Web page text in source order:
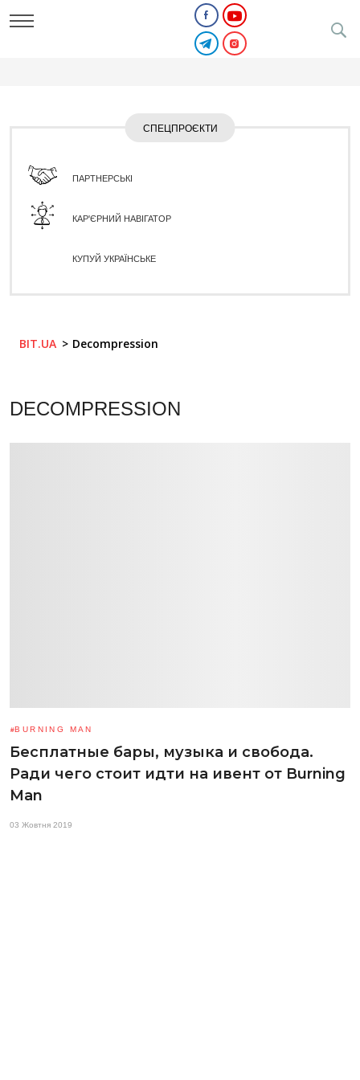
СПЕЦПРОЄКТИ
ПАРТНЕРСЬКІ
КАР'ЄРНИЙ НАВІГАТОР
КУПУЙ УКРАЇНСЬКЕ
BIT.UA Decompression
DECOMPRESSION
BURNING MAN
Бесплатные бары, музыка и свобода.
Ради чего стоит идти на ивент от Burning
Man
03 Жовтня 2019